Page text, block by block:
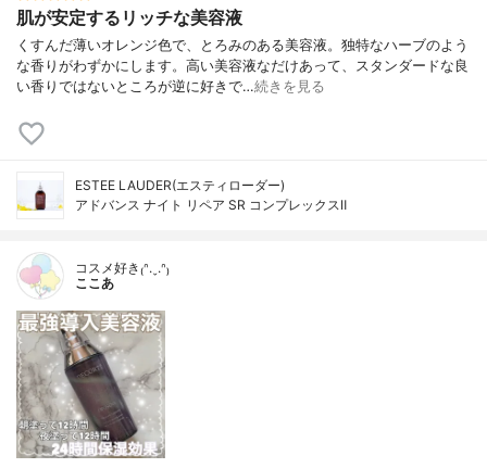
肌が安定するリッチな美容液
くすんだ薄いオレンジ色で、とろみのある美容液。独特なハーブのよう
な香りがわずかにします。高い美容液なだけあって、スタンダードな良
い香りではないところが逆に好きで…続きを見る
ESTEE LAUDER(エスティローダー)
アドバンス ナイト リペア SR コンプレックスⅡ
コスメ好き₍ᐢ.ˬ.ᐢ₎
ここあ